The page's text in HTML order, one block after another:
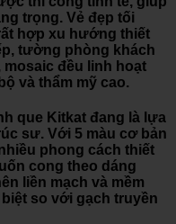
trọng. Vẻ đẹp tối
hợp xu hướng thiết
tường phòng khách
mosaic đều linh hoạt
và thẩm mỹ cao.
que Kitkat đang là lựa
sư. Với 5 màu cơ bản
phong cách thiết
cong theo dáng
liền mạch và mềm
so với gạch truyền